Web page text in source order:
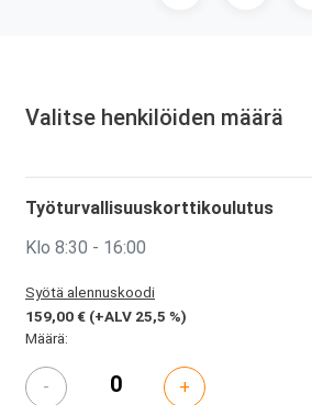
Valitse henkilöiden määrä
Työturvallisuuskorttikoulutus
Klo 8:30 - 16:00
Syötä alennuskoodi
159,00 € (+ALV 25,5 %)
Määrä:
- +